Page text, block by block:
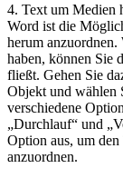
4. Text um Medien
Word ist ⁢die
herum
haben, können Sie
fließt. Gehen Sie
⁣Objekt und wählen
verschiedene
„Durchlauf“ und
Option aus, um
anzuordnen.